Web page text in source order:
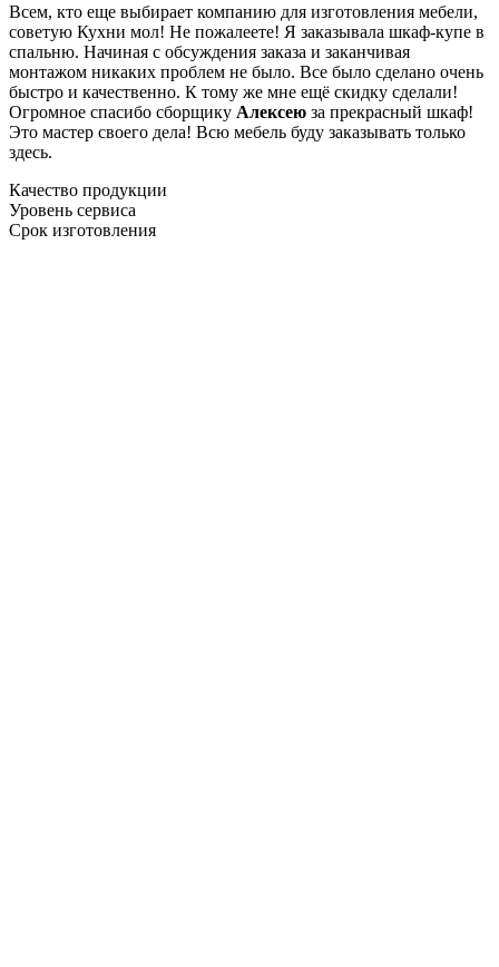
Всем, кто еще выбирает компанию для изготовления мебели,
советую Кухни мол! Не пожалеете! Я заказывала шкаф-купе в
спальню. Начиная с обсуждения заказа и заканчивая
монтажом никаких проблем не было. Все было сделано очень
быстро и качественно. К тому же мне ещё скидку сделали!
Огромное спасибо сборщику Алексею за прекрасный шкаф!
Это мастер своего дела! Всю мебель буду заказывать только
здесь.
Качество продукции
Уровень сервиса
Срок изготовления